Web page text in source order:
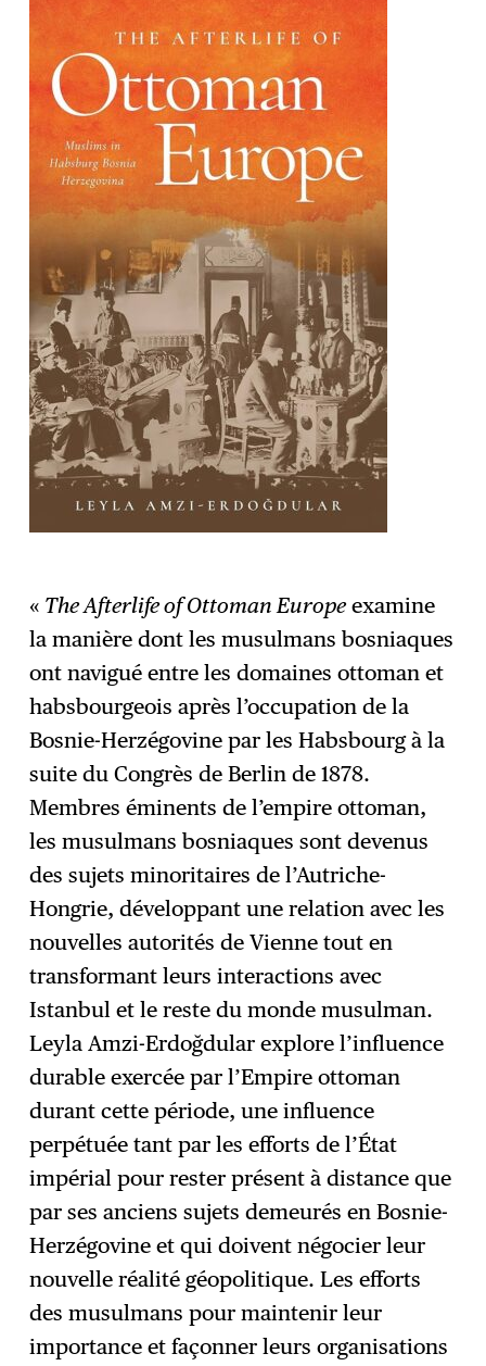
« The Afterlife of Ottoman Europeexamine
la manière dont les musulmans bosniaques
ont navigué entre les domaines ottoman et
habsbourgeois après l’occupation de la
Bosnie-Herzégovine par les Habsbourg à la
suite du Congrès de Berlin de 1878.
Membres éminents de l’empire ottoman,
les musulmans bosniaques sont devenus
des sujets minoritaires de l’Autriche-
Hongrie, développant une relation avec les
nouvelles autorités de Vienne tout en
transformant leurs interactions avec
Istanbul et le reste du monde musulman.
Leyla Amzi-Erdoğdular explore l’influence
durable exercée par l’Empire ottoman
durant cette période, une influence
perpétuée tant par les efforts de l’État
impérial pour rester présent à distance que
par ses anciens sujets demeurés en Bosnie-
Herzégovine et qui doivent négocier leur
nouvelle réalité géopolitique. Les efforts
des musulmans pour maintenir leur
importance et façonner leurs organisations